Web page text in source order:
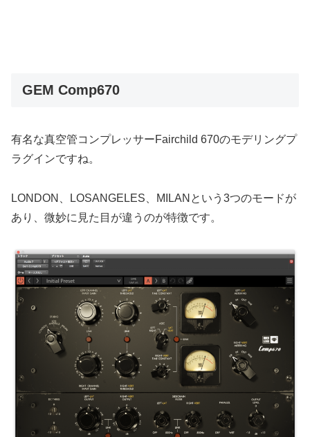
GEM Comp670
有名な真空管コンプレッサーFairchild 670のモデリングプ
ラグインですね。
LONDON、LOSANGELES、MILANという3つのモードが
あり、微妙に見た目が違うのが特徴です。